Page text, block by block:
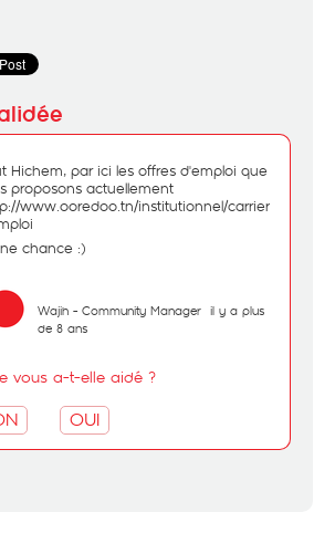
Hichem, par ici les offres d'emploi que
proposons actuellement
www.ooredoo.tn/institutionnel/carrieres/offres-
chance :)
Wajih - Community Manager il y a plus
de 8 ans
vous a-t-elle aidé ?
OUI